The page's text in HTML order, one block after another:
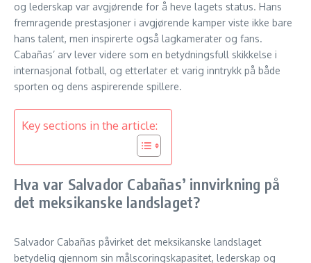
og lederskap var avgjørende for å heve lagets status. Hans
fremragende prestasjoner i avgjørende kamper viste ikke bare
hans talent, men inspirerte også lagkamerater og fans.
Cabañas’ arv lever videre som en betydningsfull skikkelse i
internasjonal fotball, og etterlater et varig inntrykk på både
sporten og dens aspirerende spillere.
Key sections in the article:
Hva var Salvador Cabañas’ innvirkning på
det meksikanske landslaget?
Salvador Cabañas påvirket det meksikanske landslaget
betydelig gjennom sin målscoringskapasitet, lederskap og